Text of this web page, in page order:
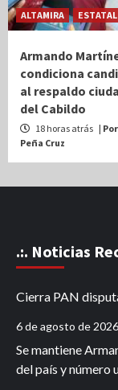
ALTAMIRA ESTATAL
Armando
condiciona
al respaldo
del Cabildo
18 horas atrás |
Peña Cruz
.:. Noticias
Cierra PAN
6 de agosto de 2026
Se mantiene
del país y número